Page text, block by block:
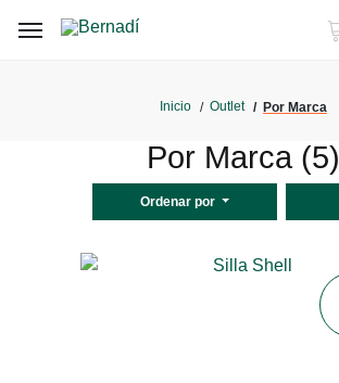
Inicio Outlet Por Marca
Por Marca (5)
Ordenar por